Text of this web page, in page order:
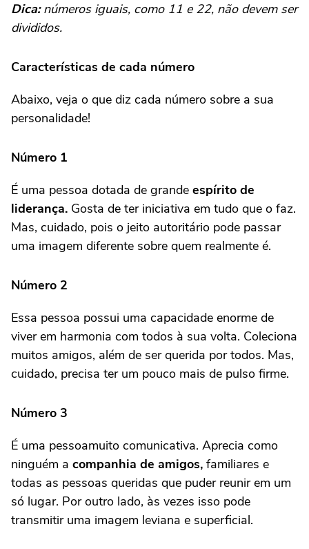
Dica:números iguais, como 11 e 22, não devem ser
divididos.
Características de cada número
Abaixo, veja o que diz cada número sobre a sua
personalidade!
Número 1
É uma pessoa dotada de grande espírito de
liderança. Gosta de ter iniciativa em tudo que o faz.
Mas, cuidado, pois o jeito autoritário pode passar
uma imagem diferente sobre quem realmente é.
Número 2
Essa pessoa possui uma capacidade enorme de
viver em harmonia com todos à sua volta. Coleciona
muitos amigos, além de ser querida por todos. Mas,
cuidado, precisa ter um pouco mais de pulso firme.
Número 3
É uma pessoamuito comunicativa. Aprecia como
ninguém a companhia de amigos, familiares e
todas as pessoas queridas que puder reunir em um
só lugar. Por outro lado, às vezes isso pode
transmitir uma imagem leviana e superficial.